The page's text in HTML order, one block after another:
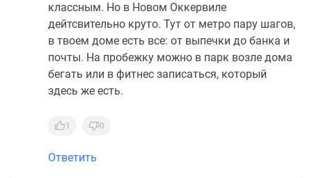
классным. Но в Новом Оккервиле
дейтсвительно круто. Тут от метро пару шагов,
в твоем доме есть все: от выпечки до банка и
почты. На пробежку можно в парк возле дома
бегать или в фитнес записаться, который
здесь же есть.
1 0
Ответить